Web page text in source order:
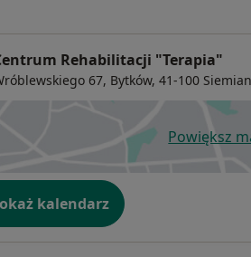
Rehabilitacji "Terapia"
67, Bytków, 41-100
Powiększ
kalendarz